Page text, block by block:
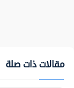
مقالات ذات صلة